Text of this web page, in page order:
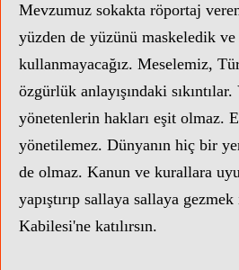
TV YENİ
Mevzumuz sokakta röportaj
yüzden de yüzünü maskeledik
kullanmayacağız. Meselemiz,
özgürlük anlayışındaki
yönetenlerin hakları eşit olmaz.
yönetilemez. Dünyanın hiç bir
de olmaz. Kanun ve kurallara
yapıştırıp sallaya sallaya
Kabilesi'ne katılırsın.